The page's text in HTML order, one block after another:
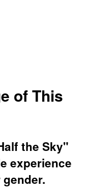
of This
the Sky"
experience